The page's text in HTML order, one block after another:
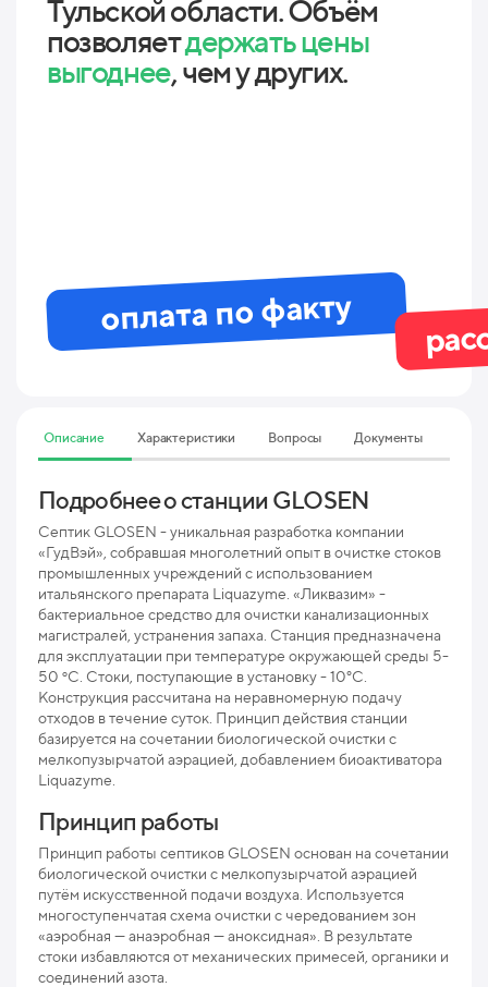
Тульской области. Объём
позволяетдержать цены
выгоднее, чем у других.
оплата по факту
Описание Характеристики Вопросы Документы
Подробнее о станции GLOSEN
Септик GLOSEN - уникальная разработка компании
«ГудВэй», собравшая многолетний опыт в очистке стоков
промышленных учреждений с использованием
итальянского препарата Liquazyme. «Ликвазим» -
бактериальное средство для очистки канализационных
магистралей, устранения запаха. Станция предназначена
для эксплуатации при температуре окружающей среды 5-
50 ºС. Стоки, поступающие в установку - 10°С.
Конструкция рассчитана на неравномерную подачу
отходов в течение суток. Принцип действия станции
базируется на сочетании биологической очистки с
мелкопузырчатой аэрацией, добавлением биоактиватора
Liquazyme.
Принцип работы
Принцип работы септиков GLOSEN основан на сочетании
биологической очистки с мелкопузырчатой аэрацией
путём искусственной подачи воздуха. Используется
многоступенчатая схема очистки с чередованием зон
«аэробная — анаэробная — аноксидная». В результате
стоки избавляются от механических примесей, органики и
соединений азота.